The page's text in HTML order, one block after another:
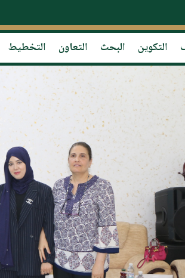
التكوين البحث التعاون التخطيط